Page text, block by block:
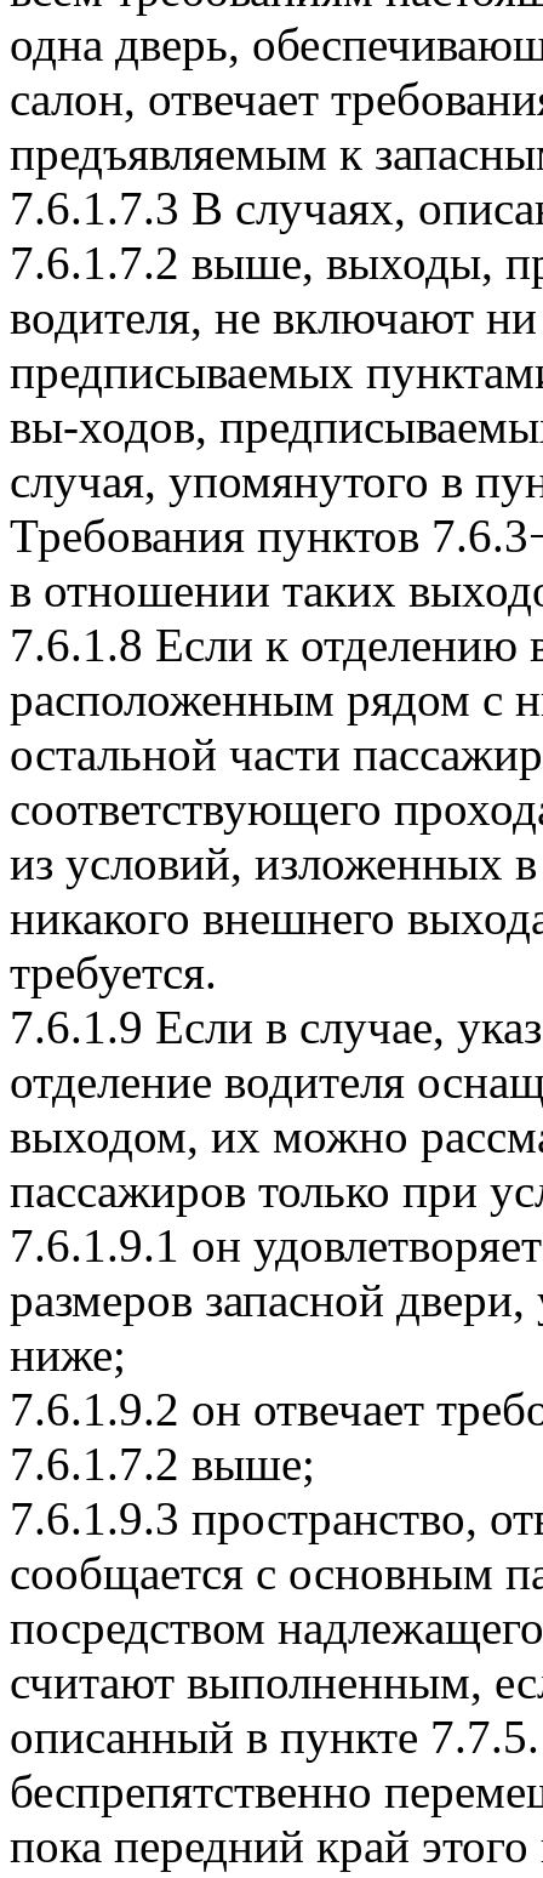
одна дверь,
салон, отвечает
предъявляемым к
7.6.1.7.3 В случаях,
7.6.1.7.2 выше, выходы,
водителя, не включают
предписываемых
вы-ходов,
случая, упомянутого в
Требования пунктов
в отношении таких
7.6.1.8 Если к
расположенным рядом с
остальной части
соответствующего
из условий, изложенных
никакого внешнего
требуется.
7.6.1.9 Если в случае,
отделение водителя
выходом, их можно
пассажиров только при
7.6.1.9.1 он
размеров запасной
ниже;
7.6.1.9.2 он отвечает
7.6.1.7.2 выше;
7.6.1.9.3 пространство,
сообщается с основным
посредством
считают выполненным,
описанный в пункте
беспрепятственно
пока передний край